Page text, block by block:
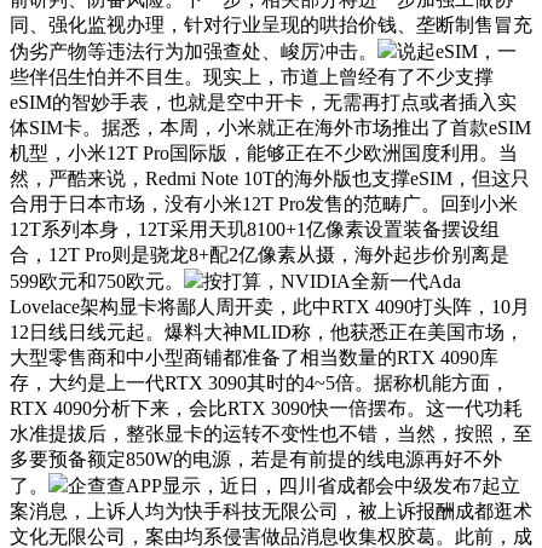
同、强化监视办理，针对行业呈现的哄抬价钱、垄断制售冒充
伪劣产物等违法行为加强查处、峻厉冲击。
说起eSIM，一
些伴侣生怕并不目生。现实上，市道上曾经有了不少支撑
eSIM的智妙手表，也就是空中开卡，无需再打点或者插入实
体SIM卡。据悉，本周，小米就正在海外市场推出了首款eSIM
机型，小米12T Pro国际版，能够正在不少欧洲国度利用。当
然，严酷来说，Redmi Note 10T的海外版也支撑eSIM，但这只
合用于日本市场，没有小米12T Pro发售的范畴广。回到小米
12T系列本身，12T采用天玑8100+1亿像素设置装备摆设组
合，12T Pro则是骁龙8+配2亿像素从摄，海外起步价别离是
599欧元和750欧元。
按打算，NVIDIA全新一代Ada
Lovelace架构显卡将鄙人周开卖，此中RTX 4090打头阵，10月
12日线日线元起。爆料大神MLID称，他获悉正在美国市场，
大型零售商和中小型商铺都准备了相当数量的RTX 4090库
存，大约是上一代RTX 3090其时的4~5倍。据称机能方面，
RTX 4090分析下来，会比RTX 3090快一倍摆布。这一代功耗
水准提拔后，整张显卡的运转不变性也不错，当然，按照，至
多要预备额定850W的电源，若是有前提的线电源再好不外
了。
企查查APP显示，近日，四川省成都会中级发布7起立
案消息，上诉人均为快手科技无限公司，被上诉报酬成都逛术
文化无限公司，案由均系侵害做品消息收集权胶葛。此前，成